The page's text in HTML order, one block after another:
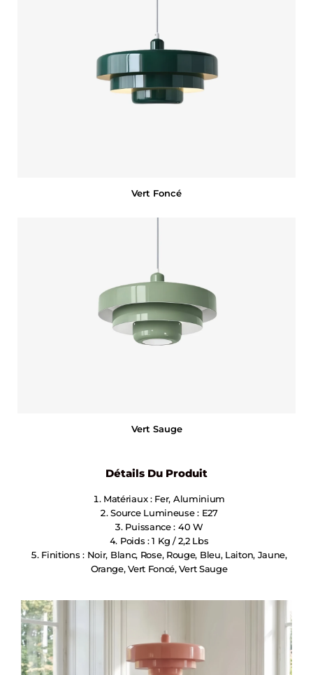
Vert Foncé
Vert Sauge
Détails Du Produit
Matériaux : Fer, Aluminium
Source Lumineuse : E27
Puissance : 40 W
Poids : 1 Kg / 2,2 Lbs
Finitions : Noir, Blanc, Rose, Rouge, Bleu, Laiton, Jaune,
Orange, Vert Foncé, Vert Sauge